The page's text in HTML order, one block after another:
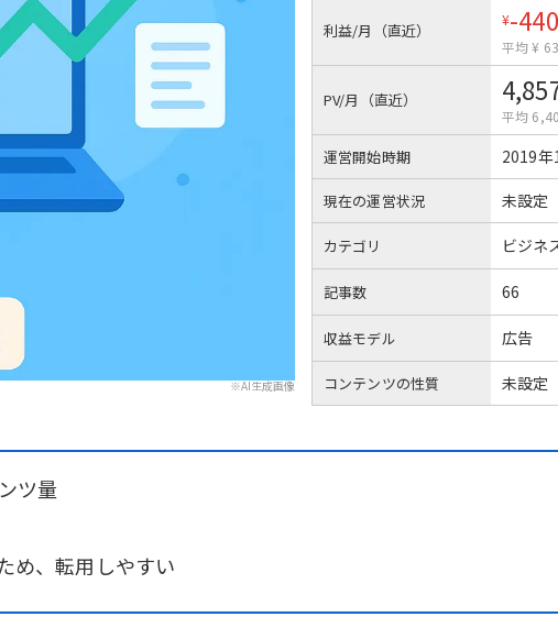
※AI生成画像
利益/月（直近）
¥-440
平均 ¥
PV/月（直近）
平均
運営開始時期 2019年
現在の運営状況 未設定
カテゴリ ビジネ
記事数 66
収益モデル 広告
コンテンツの性質 未設定
ツ量
め、転用しやすい